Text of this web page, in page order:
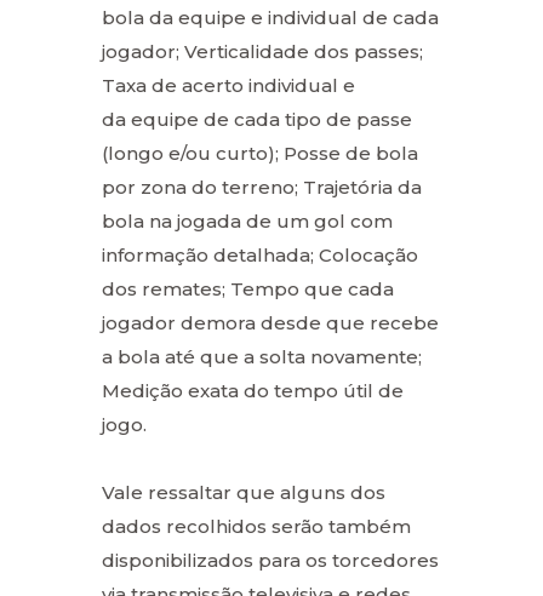
bola da equipe e individual de cada
jogador; Verticalidade dos passes;
Taxa de acerto individual e
da equipe de cada tipo de passe
(longo e/ou curto); Posse de bola
por zona do terreno; Trajetória da
bola na jogada de um gol com
informação detalhada; Colocação
dos remates; Tempo que cada
jogador demora desde que recebe
a bola até que a solta novamente;
Medição exata do tempo útil de
jogo.
Vale ressaltar que alguns dos
dados recolhidos serão também
disponibilizados para os torcedores